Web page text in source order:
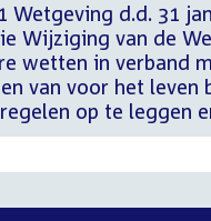
Wetgeving d.d. 31
Wijziging van de
wetten in verband
van voor het leven
op te leggen